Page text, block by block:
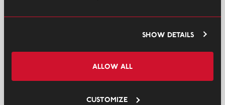
Show details
Allow all
Customize